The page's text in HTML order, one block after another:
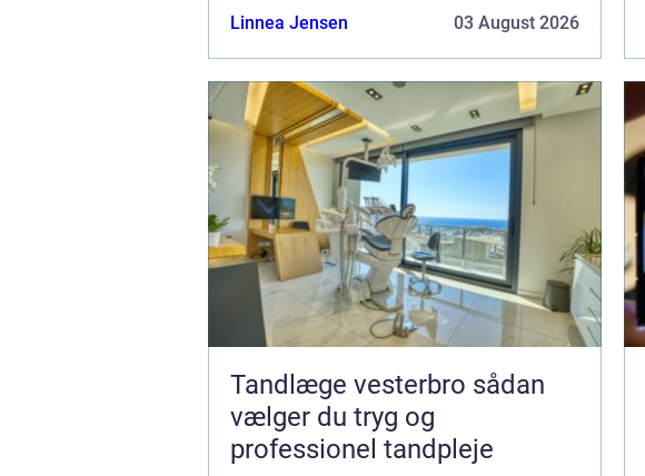
Med den rette hjælp fra dit malerfirma i
Linnea Jensen 03 August 2026
Tandlæge vesterbro sådan
vælger du tryg og
professionel tandpleje